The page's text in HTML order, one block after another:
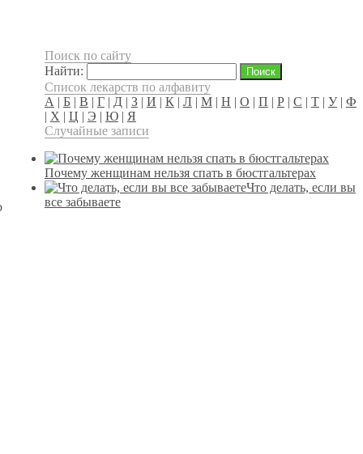
Поиск по сайту
Найти:
Список лекарств по алфавиту
А | Б| В | Г| Д| З| И | К | Л| М| Н | О | П | Р| С | Т| У| Ф
| Х | Ц | Э | Ю| Я
Случайные записи
Почему женщинам нельзя спать в бюстгальтерах
Что делать, если вы
все забываете